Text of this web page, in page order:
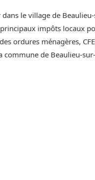
le village de
impôts locaux
ordures ménagères,
commune de Beaulieu-